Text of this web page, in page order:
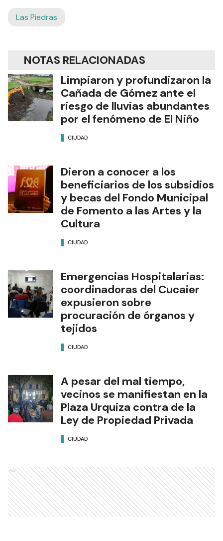
Las Piedras
NOTAS RELACIONADAS
Limpiaron y profundizaron la
Cañada de Gómez ante el
riesgo de lluvias abundantes
por el fenómeno de El Niño
CIUDAD
Dieron a conocer a los
beneficiarios de los subsidios
y becas del Fondo Municipal
de Fomento a las Artes y la
Cultura
CIUDAD
Emergencias Hospitalarias:
coordinadoras del Cucaier
expusieron sobre
procuración de órganos y
tejidos
CIUDAD
A pesar del mal tiempo,
vecinos se manifiestan en la
Plaza Urquiza contra de la
Ley de Propiedad Privada
CIUDAD
Ads